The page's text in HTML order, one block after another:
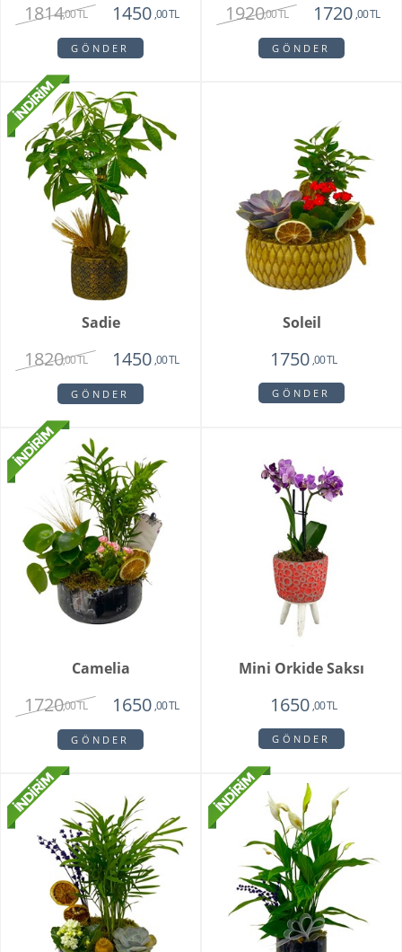
1814,00 TL 1450 ,00 TL
GÖNDER
1920,00 TL 1720 ,00 TL
GÖNDER
Sadie
1820,00 TL 1450 ,00 TL
GÖNDER
Soleil
1750 ,00 TL
GÖNDER
Camelia
1720,00 TL 1650,00 TL
GÖNDER
Mini Orkide Saksı
1650,00 TL
GÖNDER